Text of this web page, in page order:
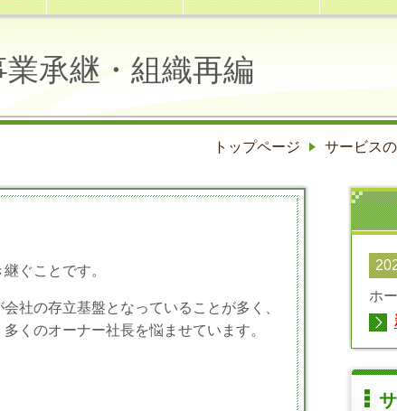
業承継・組織再編
トップページ サービス
ぐことです。
社の存立基盤となっていることが多く、
くのオーナー社長を悩ませています。
ホ